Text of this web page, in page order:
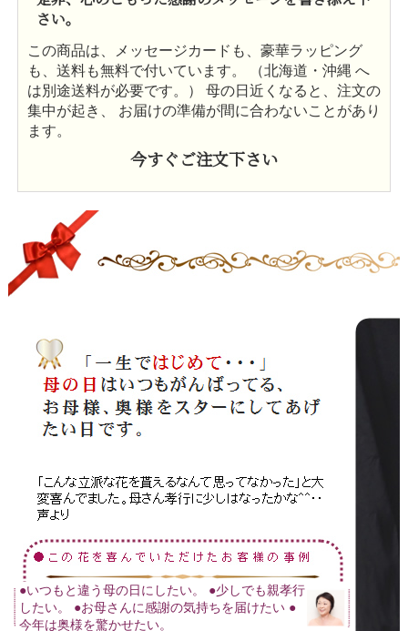
さい。
この商品は、メッセージカードも、豪華ラッピング
も、送料も無料で付いています。 （北海道・沖縄 へ
は別途送料が必要です。） 母の日近くなると、注文の
集中が起き、 お届けの準備が間に合わないことがあり
ます。
今すぐご注文下さい
●いつもと違う母の日にしたい。 ●少しでも親孝行
したい。 ●お母さんに感謝の気持ちを届けたい ●
今年は奥様を驚かせたい。